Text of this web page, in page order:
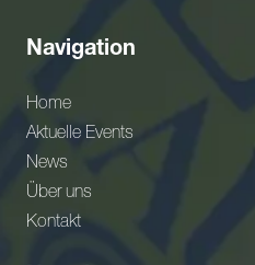
Navigation
Home
Aktuelle Events
News
Über uns
Kontakt